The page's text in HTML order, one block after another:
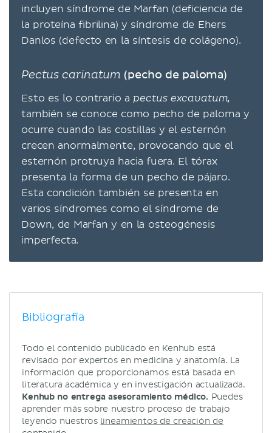
incluyen síndrome de Marfan (deficiencia de
la proteína fibrilina) y síndrome de Ehers
Danlos (defecto en la síntesis de colágeno).
Pectus carinatum (pecho de paloma)
Esto es lo contrario a pectus excavatum,
también se conoce como pecho de paloma y
ocurre cuando las costillas y el esternón
crecen anormalmente, provocando que el
esternón protruya hacia fuera. El tórax
presenta la forma de un pecho de pájaro.
Esta condición también se presenta en
varios síndromes como el síndrome de
Down, de Marfan y en la osteogénesis
imperfecta.
Bibliografía
Todo el contenido publicado en Kenhub está
revisado por expertos en medicina y anatomía. La
información que proporcionamos está basada en
literatura académica y en investigación actualizada.
Kenhub no entrega asesoramiento médico. Puedes
aprender más sobre nuestro proceso de trabajo
leyendo nuestros lineamientos de creación de